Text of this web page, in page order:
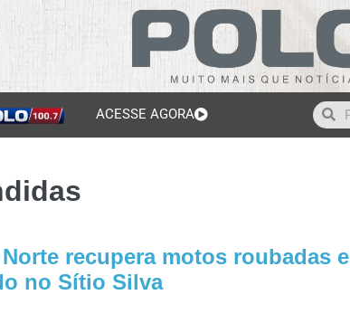
ACESSE AGORA
recupera motos roubadas e
no Sítio Silva